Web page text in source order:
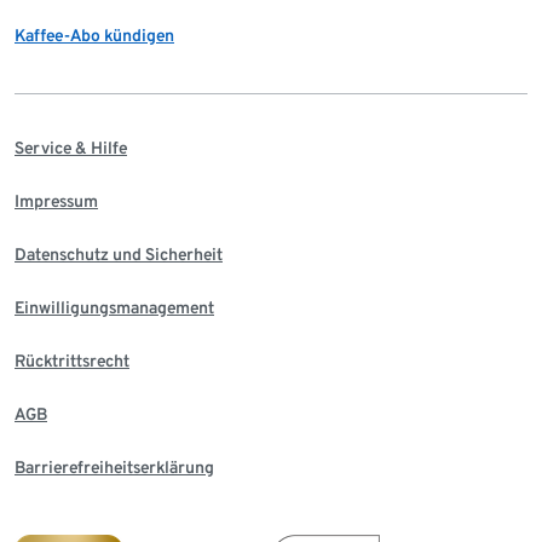
Kaffee-Abo kündigen
Service & Hilfe
Impressum
Datenschutz und Sicherheit
Einwilligungsmanagement
Rücktrittsrecht
AGB
Barrierefreiheitserklärung